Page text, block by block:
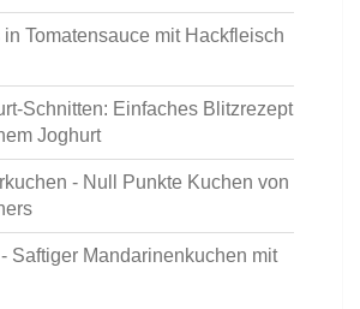
Tomatensauce mit Hackfleisch
Schnitten: Einfaches Blitzrezept
Joghurt
- Null Punkte Kuchen von
Saftiger Mandarinenkuchen mit